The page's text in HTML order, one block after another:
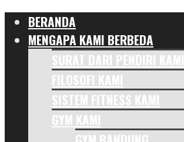
BERANDA
MENGAPA KAMI BERBEDA
SURAT DARI PENDIRI KAMI
FILOSOFI KAMI
SISTEM FITNESS KAMI
GYM KAMI